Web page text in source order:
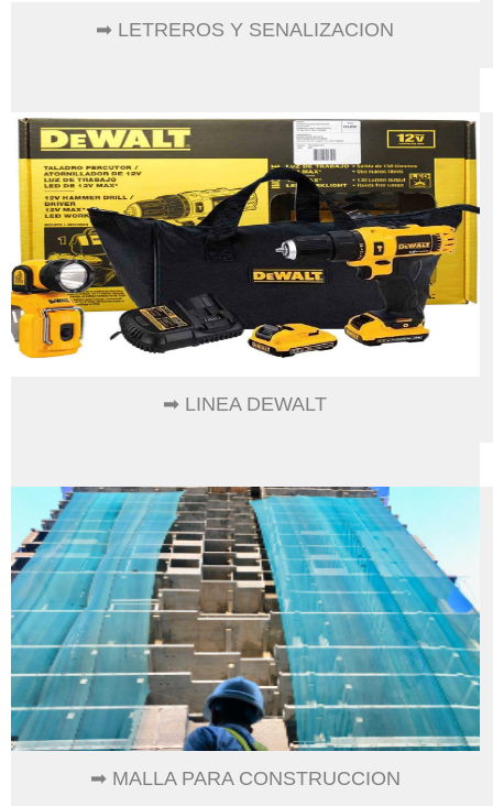
➡ LETREROS Y SENALIZACION
➡ LINEA DEWALT
➡ MALLA PARA CONSTRUCCION